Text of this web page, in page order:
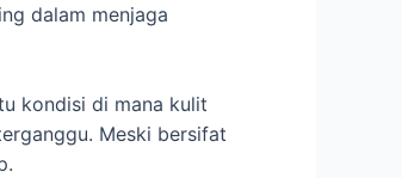
dalam menjaga
kondisi di mana kulit
Meski bersifat